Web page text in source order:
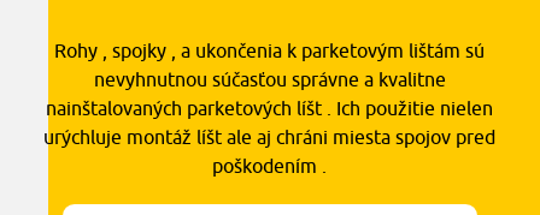
Rohy , spojky , a ukončenia k parketovým lištám sú
nevyhnutnou súčasťou správne a kvalitne
nainštalovaných parketových líšt . Ich použitie nielen
urýchluje montáž líšt ale aj chráni miesta spojov pred
poškodením .